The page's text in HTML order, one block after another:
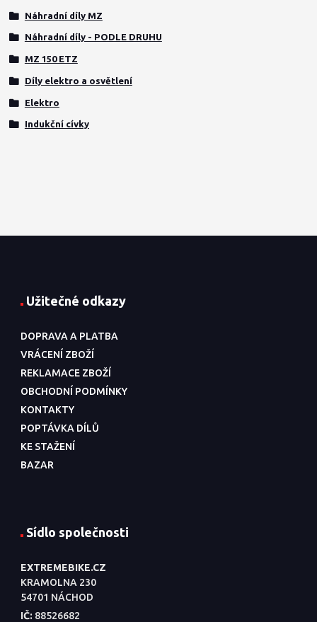
Náhradní díly MZ
Náhradní díly - PODLE DRUHU
MZ 150 ETZ
Díly elektro a osvětlení
Elektro
Indukční cívky
Užitečné odkazy
DOPRAVA A PLATBA
VRÁCENÍ ZBOŽÍ
REKLAMACE ZBOŽÍ
OBCHODNÍ PODMÍNKY
KONTAKTY
POPTÁVKA DÍLŮ
KE STAŽENÍ
BAZAR
Sídlo společnosti
EXTREMEBIKE.CZ
KRAMOLNA 230
54701 NÁCHOD
IČ: 88526682